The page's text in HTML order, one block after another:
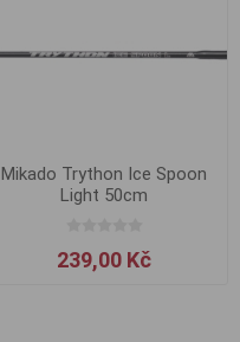
Mikado Trython Ice Spoon
Light 50cm
239,00 Kč